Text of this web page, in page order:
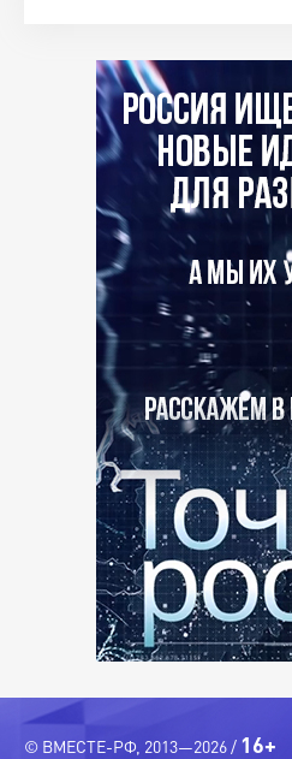
© ВМЕСТЕ-РФ, 2013—2026 / 16+